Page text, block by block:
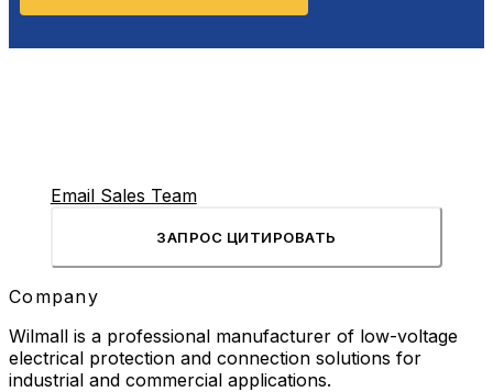
Email Sales Team
ЗАПРОС ЦИТИРОВАТЬ
Company
Wilmall is a professional manufacturer of low-voltage
electrical protection and connection solutions for
industrial and commercial applications.